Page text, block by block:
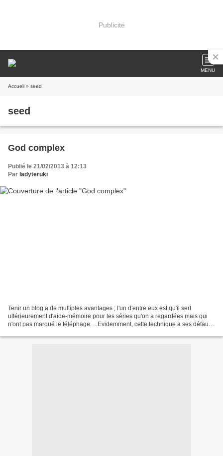
Publicité
MENU
Accueil » seed
seed
God complex
Publié le 21/02/2013 à 12:13
Par ladyteruki
Tenir un blog a de multiples avantages ; l'un d'entre eux est qu'il sert
ultérieurement d'aide-mémoire pour les séries qu'on a regardées mais qui
n'ont pas marqué le téléphage. ...Evidemment, cette technique a ses défauts,